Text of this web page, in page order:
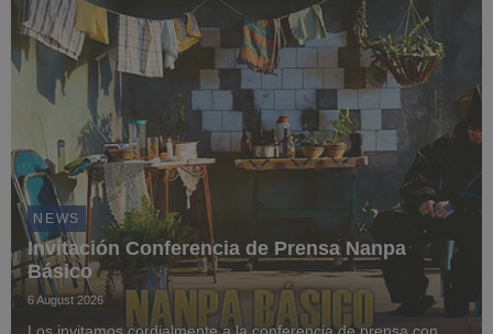
NEWS
Invitación Conferencia de Prensa Nanpa
Básico
6 August 2026